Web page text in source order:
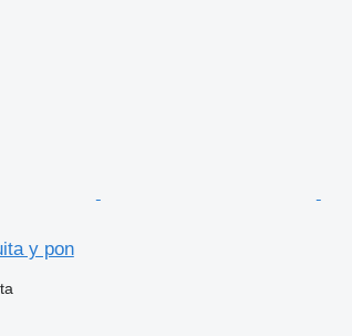
y pon